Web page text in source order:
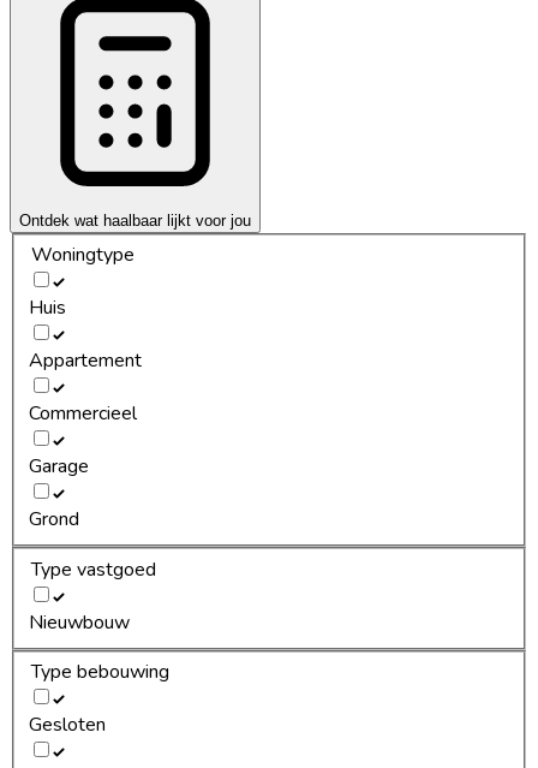
Ontdek wat haalbaar lijkt voor jou
Woningtype
Huis
Appartement
Commercieel
Garage
Grond
Type vastgoed
Nieuwbouw
Type bebouwing
Gesloten